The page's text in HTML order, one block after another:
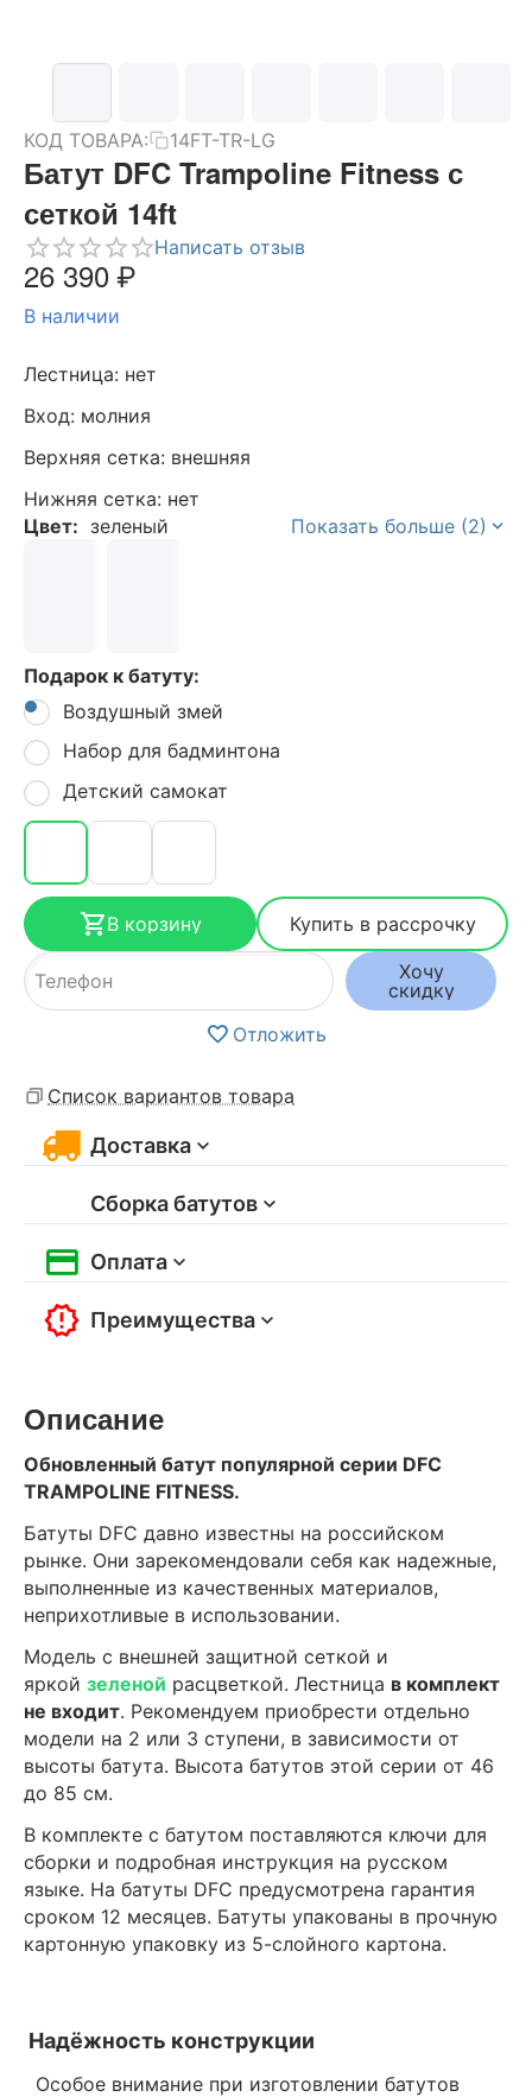
КОД ТОВАРА: 14FT-TR-LG
Батут DFC Trampoline Fitness с
сеткой 14ft
Написать отзыв
26 390₽
В наличии
Лестница: нет
Вход: молния
Верхняя сетка: внешняя
Нижняя сетка: нет
Цвет: зеленый Показать больше (2)
Подарок к батуту:
Воздушный змей
Набор для бадминтона
Детский самокат
В корзину
Купить в рассрочку
Хочу
скидку
Отложить
Список вариантов товара
Доставка
Сборка батутов
Оплата
Преимущества
Описание
Обновленный батут популярной серии DFC
TRAMPOLINE FITNESS.
Батуты DFC давно известны на российском
рынке. Они зарекомендовали себя как надежные,
выполненные из качественных материалов,
неприхотливые в использовании.
Модель с внешней защитной сеткой и
яркой зеленой расцветкой. Лестница в комплект
не входит. Рекомендуем приобрести отдельно
модели на 2 или 3 ступени, в зависимости от
высоты батута. Высота батутов этой серии от 46
до 85 см.
В комплекте с батутом поставляются ключи для
сборки и подробная инструкция на русском
языке. На батуты DFC предусмотрена гарантия
сроком 12 месяцев. Батуты упакованы в прочную
картонную упаковку из 5-слойного картона.
Надёжность конструкции
Особое внимание при изготовлении батутов